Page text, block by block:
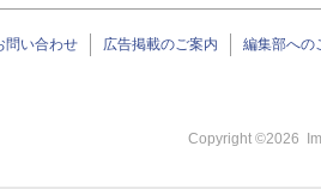
問い合わせ 広告掲載のご案内 編集部への
Copyright ©2026